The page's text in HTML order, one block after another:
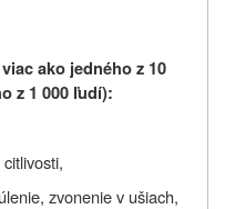
ako jedného z 10
z 1 000 ľudí):
zvonenie v ušiach,